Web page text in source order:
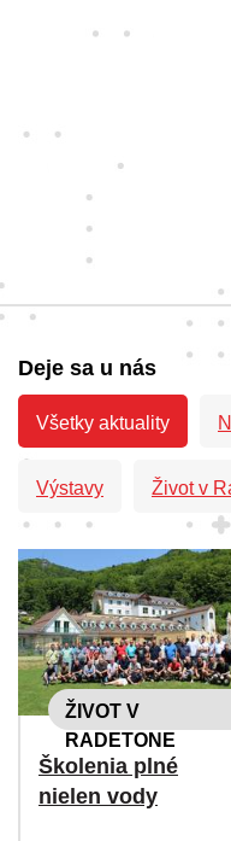
Deje sa u nás
Všetky aktuality
Výstavy Život v
ŽIVOT V
RADETONE
Školenia plné
nielen vody